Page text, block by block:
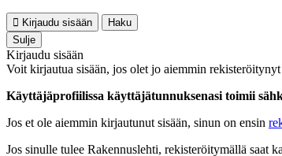
Kirjaudu sisään
Haku
Sulje
Kirjaudu sisään
Voit kirjautua sisään, jos olet jo aiemmin
Käyttäjäprofiilissa käyttäjätunnuksenasi toimii
Jos et ole aiemmin kirjautunut sisään, sinun on ensin
Jos sinulle tulee Rakennuslehti, rekisteröitymällä saat